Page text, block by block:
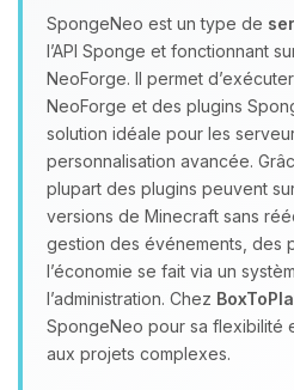
SpongeNeo est un type de
l’API Sponge et fonctionnant
NeoForge. Il permet
NeoForge et des plugins
solution idéale pour les
personnalisation avancée.
plupart des plugins peuvent
versions de Minecraft sans
gestion des événements, des
l’économie se fait via un
l’administration. Chez
SpongeNeo pour sa flexibilité
aux projets complexes.
Youpi, enfin
parler ! Moi c’est
assistant
tu as besoin et je
petits circuits pour
09/08/2026 à 10:58